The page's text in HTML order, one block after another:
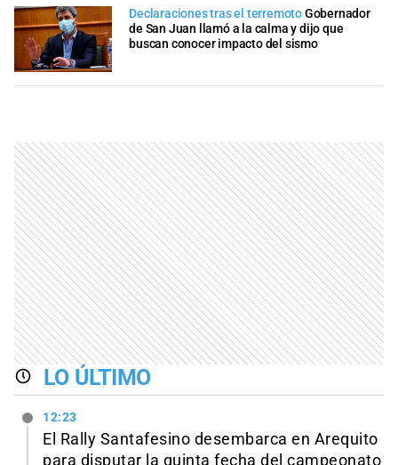
Declaraciones tras el terremotoGobernador
de San Juan llamó a la calma y dijo que
buscan conocer impacto del sismo
LO ÚLTIMO
12:23
El Rally Santafesino desembarca en Arequito
para disputar la quinta fecha del campeonato